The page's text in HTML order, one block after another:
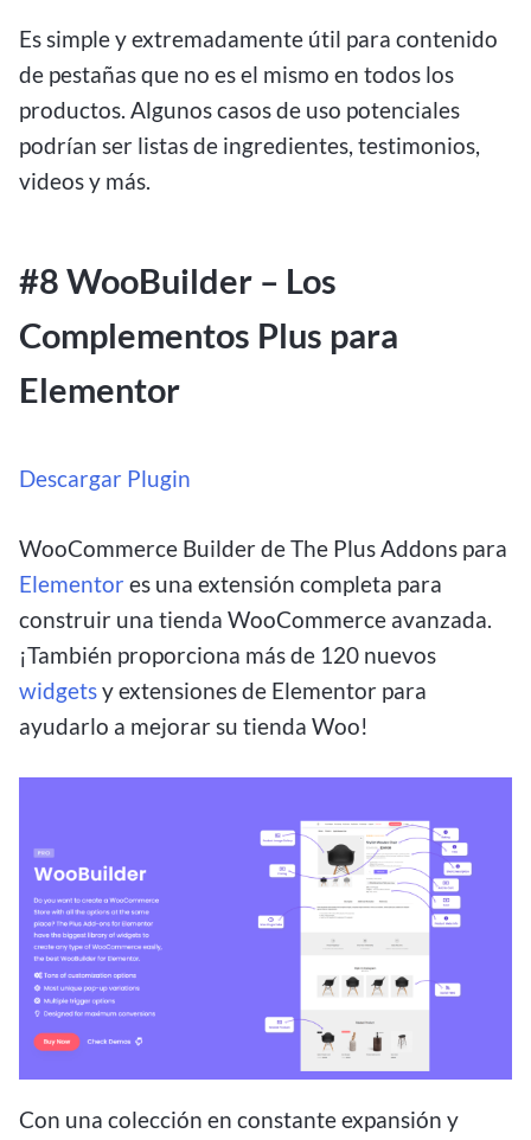
Es simple y extremadamente útil para contenido
de pestañas que no es el mismo en todos los
productos. Algunos casos de uso potenciales
podrían ser listas de ingredientes, testimonios,
videos y más.
#8 WooBuilder – Los
Complementos Plus para
Elementor
Descargar Plugin
WooCommerce Builder de The Plus Addons para
Elementores una extensión completa para
construir una tienda WooCommerce avanzada.
¡También proporciona más de 120 nuevos
widgetsy extensiones de Elementor para
ayudarlo a mejorar su tienda Woo!
Con una colección en constante expansión y